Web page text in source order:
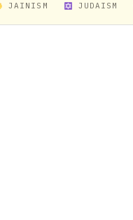
JAINISM JUDAISM